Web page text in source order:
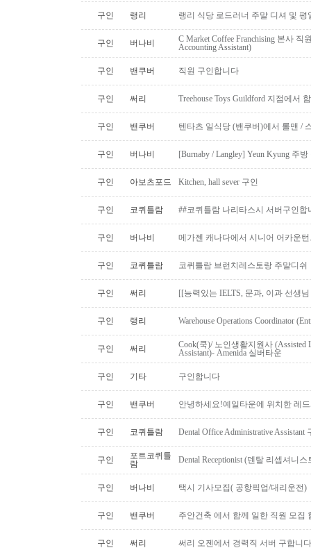
구인 랭리 랭리 식당 로드러너 주말 디셔 및
구인 버나비
C Market Coffee Franchising 본사 직
Accounting Assistant)
구인 밴쿠버 직원 구인합니다
구인 써리 Treehouse Toys Guildford 지점에서
구인 밴쿠버 텐타츠 일식당 (밴쿠버)에서 롤맨 /
구인 버나비 [Burnaby / Langley] Yeun Kyung 주
구인 아보츠포드 Kitchen, hall sever 구인
구인 코퀴틀람 ##코퀴틀람 나리타스시 서버구인합
구인 버나비 메가젠 캐나다에서 시니어 어카운
구인 코퀴틀람 코퀴틀람 브런치레스토랑 주말디쉬
구인 써리 [[능력있는 IELTS, 문과, 이과 선생
구인 랭리 Warehouse Operations Coordinator
구인 써리
Cook(쿡)/ 노인생활지원사 (Assisted
Assistant)- Amenida 실버타운
구인 기타 구인합니다
구인 밴쿠버 안녕하세요!예일타운에 위치한 레
구인 코퀴틀람 Dental Office Administrative Assistant
구인
포트코퀴틀
람
Dental Receptionist (덴탈 리셉셔니
구인 버나비 택시 기사모집( 공항픽업/대리운전)
구인 밴쿠버 주안건축 에서 함께 일한 직원 모집
구인 써리 써리 오젠에서 경력직 서버 구합니다